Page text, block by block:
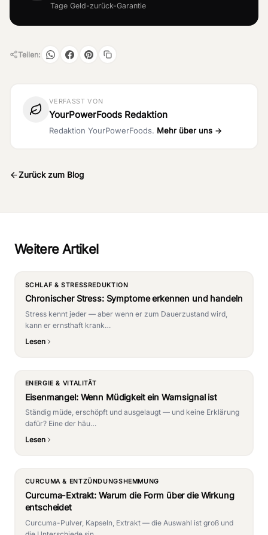
Tage Geld-zurück-Garantie
Teilen:
VERFASST VON
YourPowerFoods Redaktion
Redaktion YourPowerFoods. Mehr über uns →
Zurück zum Blog
Weitere Artikel
SCHLAF & STRESSREDUKTION
Chronischer Stress: Symptome erkennen und handeln
Stress kennt jeder — aber wenn er zum Dauerzustand wird,
kann er ernsthaft krank…
Lesen
ENERGIE & VITALITÄT
Eisenmangel: Wenn Müdigkeit ein Warnsignal ist
Ständig müde, erschöpft und ausgelaugt — und keine Erklärung
dafür? Eine der häu…
Lesen
CURCUMA & ENTZÜNDUNGSHEMMUNG
Curcuma-Extrakt: Warum die Form über die Wirkung
entscheidet
Curcuma-Pulver, Kapseln, Extrakt — die Auswahl ist groß und